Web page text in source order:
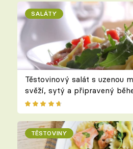
SALÁTY
Těstovinový salát s uzenou
svěží, sytý a připravený
TĚSTOVINY